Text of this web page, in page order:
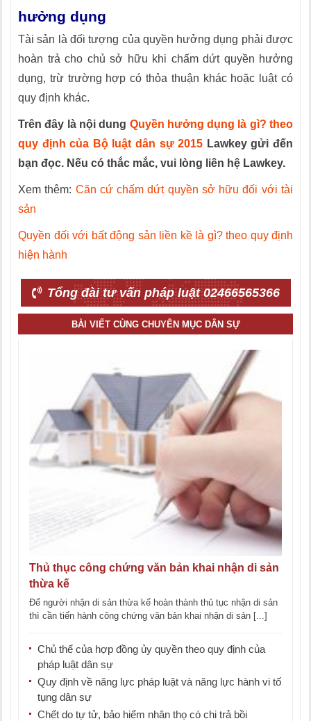
hưởng dụng
Tài sản là đối tượng của quyền hưởng dụng phải được
hoàn trả cho chủ sở hữu khi chấm dứt quyền hưởng
dụng, trừ trường hợp có thỏa thuận khác hoặc luật có
quy định khác.
Trên đây là nội dung Quyền hưởng dụng là gì? theo
quy định của Bộ luật dân sự 2015 Lawkey gửi đến
bạn đọc. Nếu có thắc mắc, vui lòng liên hệ Lawkey.
Xem thêm: Căn cứ chấm dứt quyền sở hữu đối với tài
sản
Quyền đối với bất động sản liền kề là gì? theo quy định
hiện hành
Tổng đài tư vấn pháp luật 02466565366
BÀI VIẾT CÙNG CHUYÊN MỤC DÂN SỰ
Thủ thục công chứng văn bản khai nhận di sản
thừa kế
Để người nhận di sản thừa kế hoàn thành thủ tục nhận di sản
thì cần tiến hành công chứng văn bản khai nhận di sản [...]
Chủ thể của hợp đồng ủy quyền theo quy định của
pháp luật dân sự
Quy định về năng lực pháp luật và năng lực hành vi tố
tụng dân sự
Chết do tự tử, bảo hiểm nhân thọ có chi trả bồi